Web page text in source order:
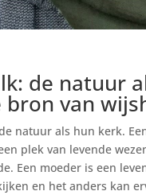
de natuur
bron van
natuur als hun kerk.
plek van levende
Een moeder is een
en het anders kan